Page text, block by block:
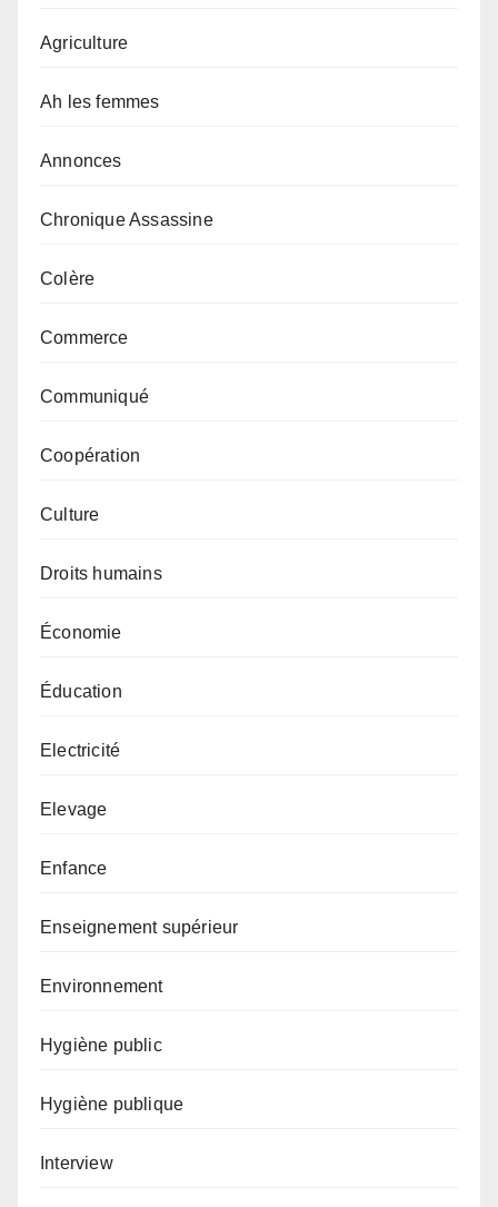
Agriculture
Ah les femmes
Annonces
Chronique Assassine
Colère
Commerce
Communiqué
Coopération
Culture
Droits humains
Économie
Éducation
Electricité
Elevage
Enfance
Enseignement supérieur
Environnement
Hygiène public
Hygiène publique
Interview